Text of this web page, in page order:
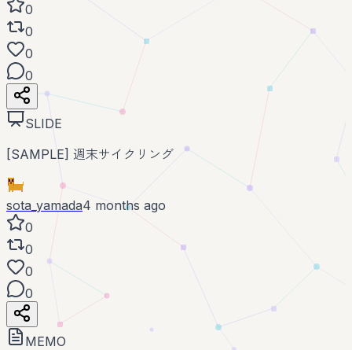
0
0
0
0
SLIDE
[SAMPLE] 週末サイクリング
sota_yamada4 months ago
0
0
0
0
MEMO